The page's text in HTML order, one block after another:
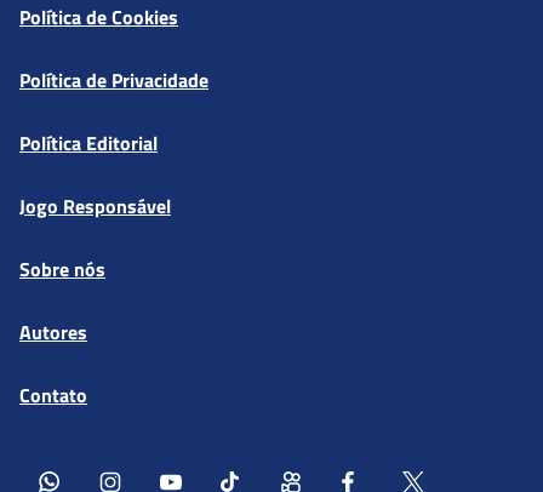
Política de Cookies
Política de Privacidade
Política Editorial
Jogo Responsável
Sobre nós
Autores
Contato